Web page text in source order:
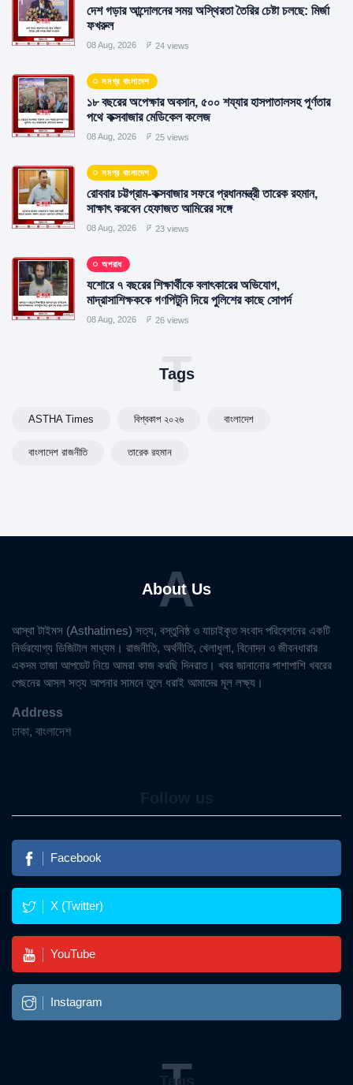
দেশ গড়ার আন্দোলনের সময় অস্থিরতা তৈরির চেষ্টা চলছে: মির্জা
ফখরুল
08 Aug, 2026 24 views
সমগ্র বাংলাদেশ
১৮ বছরের অপেক্ষার অবসান, ৫০০ শয্যার হাসপাতালসহ পূর্ণতার
পথে কক্সবাজার মেডিকেল কলেজ
08 Aug, 2026 25 views
সমগ্র বাংলাদেশ
রোববার চট্টগ্রাম-কক্সবাজার সফরে প্রধানমন্ত্রী তারেক রহমান,
সাক্ষাৎ করবেন হেফাজত আমিরের সঙ্গে
08 Aug, 2026 23 views
অপরাধ
যশোরে ৭ বছরের শিক্ষার্থীকে বলাৎকারের অভিযোগ,
মাদ্রাসাশিক্ষককে গণপিটুনি দিয়ে পুলিশের কাছে সোপর্দ
08 Aug, 2026 26 views
Tags
T
ASTHA Times বিশ্বকাপ ২০২৬ বাংলাদেশ
বাংলাদেশ রাজনীতি তারেক রহমান
About Us
A
আস্থা টাইমস (Asthatimes) সত্য, বস্তুনিষ্ঠ ও যাচাইকৃত সংবাদ পরিবেশনের একটি
নির্ভরযোগ্য ডিজিটাল মাধ্যম। রাজনীতি, অর্থনীতি, খেলাধুলা, বিনোদন ও জীবনধারার
একদম তাজা আপডেট নিয়ে আমরা কাজ করছি দিনরাত। খবর জানানোর পাশাপাশি খবরের
পেছনের আসল সত্য আপনার সামনে তুলে ধরাই আমাদের মূল লক্ষ্য।
Address
ঢাকা, বাংলাদেশ
Facebook
X (Twitter)
YouTube
Instagram
Tags